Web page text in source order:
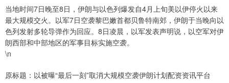
当地时间7日晚至8日，伊朗与以色列爆发自4月上旬美以伊停火以来
最大规模交火。以军7日空袭黎巴嫩首都贝鲁特南郊，伊朗于当晚向以
色列发射多轮导弹作为回应。8日凌晨，以军发表声明说，以空军对伊
朗西部和中部地区的军事目标实施空袭。
\n
原标题：以被曝“最后一刻”取消大规模空袭伊朗计划配资资讯平台